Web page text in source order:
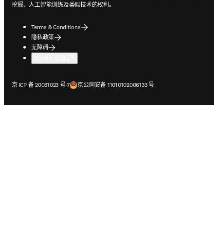
挖掘、人工智能训练及类似技术的权利。
Terms & Conditions
隐私政策
无障碍
京 ICP 备 20031023 号-7
在新的选项卡/窗口中打开京公网安备 11010102006133 号
在新的选项卡/窗口中打开